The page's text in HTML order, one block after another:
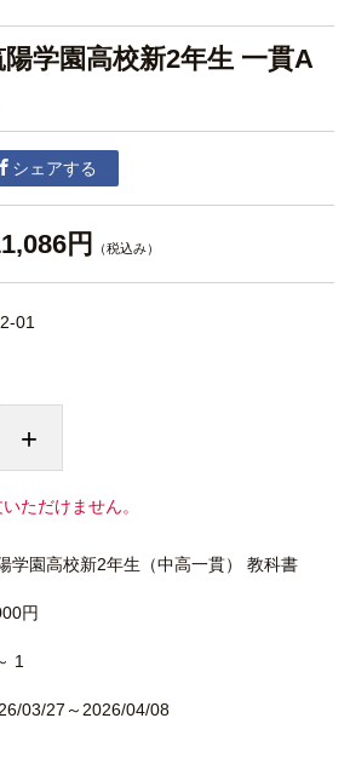
学園高校新2年生 一貫A
シェアする
円 （税込み）
01
+
ただけません。
学園高校新2年生（中高一貫） 教科書
円
1
03/27～2026/04/08